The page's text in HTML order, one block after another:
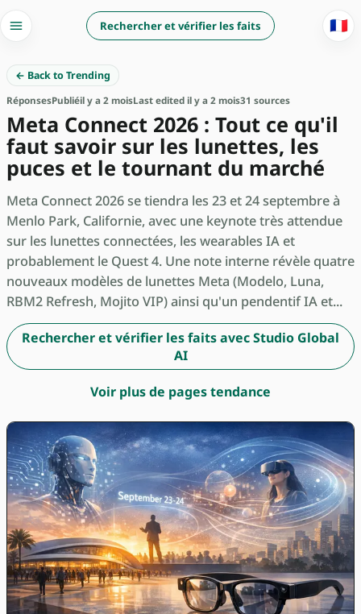
Rechercher et vérifier les faits 🇫🇷
← Back to Trending
RéponsesPubliéil y a 2 moisLast edited il y a 2 mois31 sources
Meta Connect 2026 : Tout ce qu'il
faut savoir sur les lunettes, les
puces et le tournant du marché
Meta Connect 2026 se tiendra les 23 et 24 septembre à
Menlo Park, Californie, avec une keynote très attendue
sur les lunettes connectées, les wearables IA et
probablement le Quest 4. Une note interne révèle quatre
nouveaux modèles de lunettes Meta (Modelo, Luna,
RBM2 Refresh, Mojito VIP) ainsi qu'un pendentif IA et...
Rechercher et vérifier les faits avec Studio Global
AI
Voir plus de pages tendance